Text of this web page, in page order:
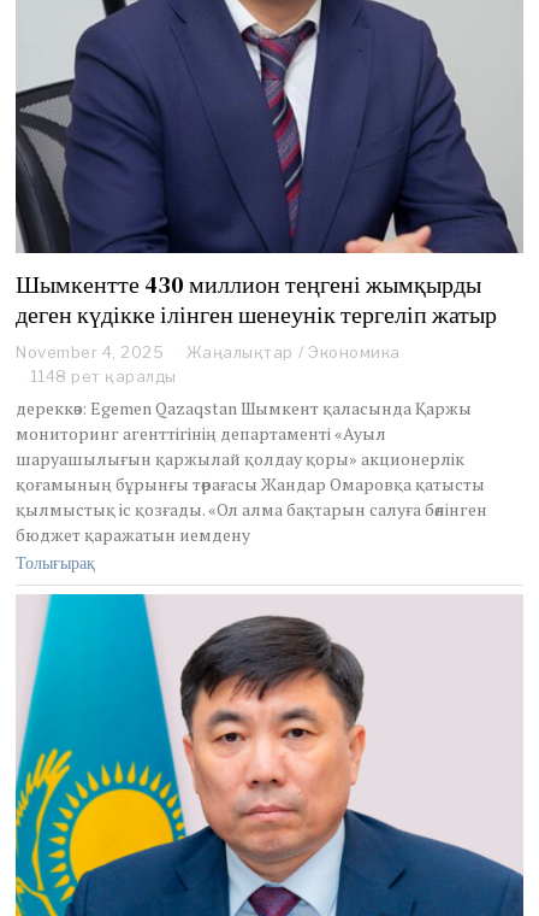
Шымкентте 430 миллион теңгені жымқырды
деген күдікке ілінген шенеунік тергеліп жатыр
November 4, 2025 Жаңалықтар / Экономика
1148 рет қаралды
дереккөз: Egemen Qazaqstan Шымкент қаласында Қаржы
мониторинг агенттігінің департаменті «Ауыл
шаруашылығын қаржылай қолдау қоры» акционерлік
қоғамының бұрынғы төрағасы Жандар Омаровқа қатысты
қылмыстық іс қозғады. «Ол алма бақтарын салуға бөлінген
бюджет қаражатын иемдену
Толығырақ